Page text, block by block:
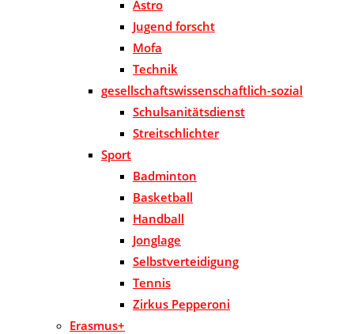
Astro
Jugend forscht
Mofa
Technik
gesellschaftswissenschaftlich-sozial
Schulsanitätsdienst
Streitschlichter
Sport
Badminton
Basketball
Handball
Jonglage
Selbstverteidigung
Tennis
Zirkus Pepperoni
Erasmus+